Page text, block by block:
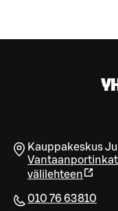
Kauppakeskus
välilehteen
010 76 63810